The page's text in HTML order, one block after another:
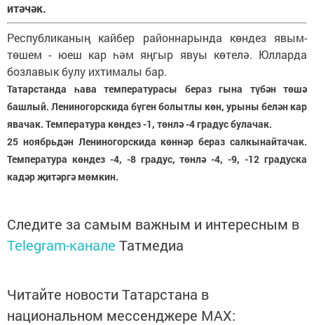
итәчәк.
Республиканың кайбер районнарында көндез явым-
төшем - юеш кар һәм яңгыр явуы көтелә. Юлларда
бозлавык булу ихтималы бар.
Татарстанда һава температурасы бераз гына түбән төшә
башлый. Лениногорскида бүген болытлы көн, урыны белән кар
явачак. Температура көндез -1, төнлә -4 градус булачак.
25 ноябрьдән Лениногорскида көннәр бераз салкынайтачак.
Температура көндез -4, -8 градус, төнлә -4, -9, -12 градуска
кадәр җитәргә мөмкин.
Следите за самым важным и интересным в
Telegram-канале Татмедиа
Читайте новости Татарстана в
национальном мессенджере MАХ: